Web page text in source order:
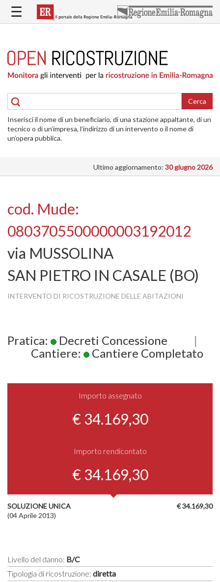
contenuto
RICOSTRUZIONE
PUBBLICA
DELLE
ABITAZIONI
RICOSTRUZIONE
ATTIVITÀ
INTERVENTI
SI
☰
Cerca
Inserisci il nome di un beneficiario, di una stazione appaltante, di un
tecnico o di un’impresa, l’indirizzo di un intervento o il nome di
un’opera pubblica.
Ultimo aggiornamento: 30 giugno 2026
cod. Mude:
0803705500000003192012
via MUSSOLINA
SAN PIETRO IN CASALE (BO)
INTERVENTO DI RICOSTRUZIONE DELLE ABITAZIONI
Pratica: Decreti Concessione
|
Cantiere:
Cantiere Completato
Importo assegnato
€ 34.169,30
Importo rendicontato
€ 34.169,30
€ 34.169,30
SOLUZIONE UNICA
(04 Aprile 2013)
Livello del danno: B/C
Tipologia di ricostruzione: diretta